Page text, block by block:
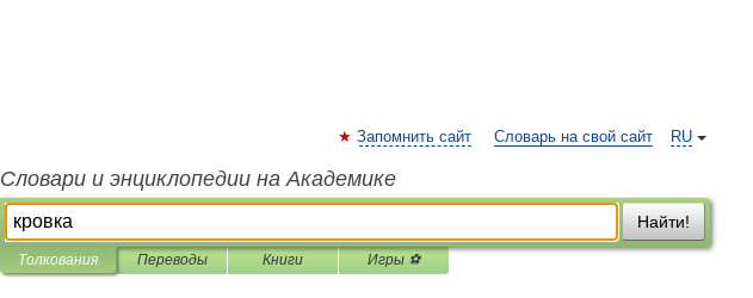
RU
Запомнить сайт Словарь на свой сайт
Словари и энциклопедии на Академике
Найти!
Толкования Переводы Книги Игры ⚽